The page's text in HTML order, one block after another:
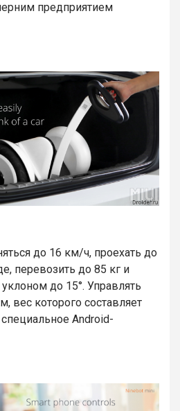
предприятием
до 16 км/ч, проехать до
перевозить до 85 кг и
до 15°. Управлять
вес которого составляет
Android-